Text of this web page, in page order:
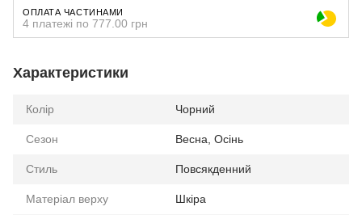
ОПЛАТА ЧАСТИНАМИ
4 платежі по 777.00 грн
Характеристики
Колір Чорний
Сезон Весна, Осінь
Стиль Повсякденний
Матеріал верху Шкіра